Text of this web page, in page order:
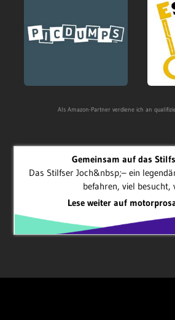
Als Amazon-Partner verdiene ich an
Gemeinsam auf das
Das Stilfser Joch&nbsp;– ein
befahren, viel besucht,
Lese weiter auf